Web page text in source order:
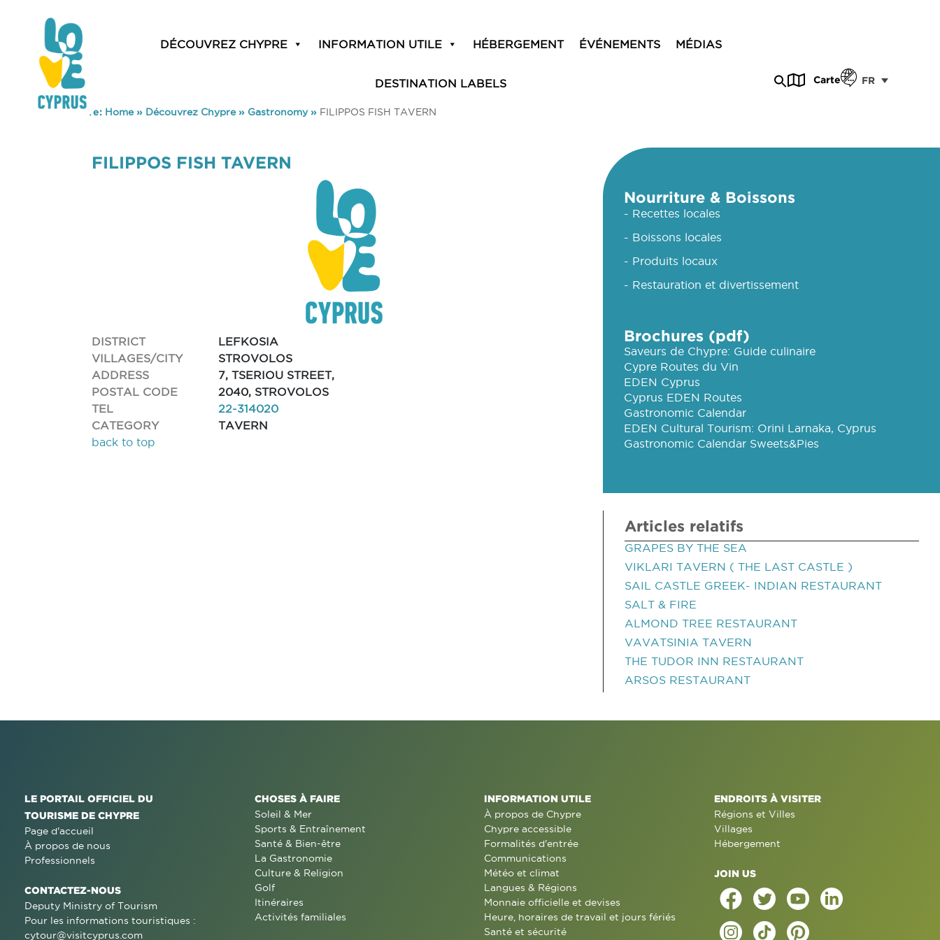
DÉCOUVREZ CHYPRE INFORMATION UTILE HÉBERGEMENT ÉVÉNEMENTS MÉDIAS
DESTINATION LABELS Carte FR
You are here: Home» Découvrez Chypre» Gastronomy» FILIPPOS FISH TAVERN
FILIPPOS FISH TAVERN
DISTRICT
LEFKOSIA
VILLAGES/CITY
STROVOLOS
ADDRESS
7, TSERIOU STREET,
POSTAL CODE
2040, STROVOLOS
TEL
22-314020
CATEGORY
TAVERN
back to top
Nourriture & Boissons
- Recettes locales
- Boissons locales
- Produits locaux
- Restauration et divertissement
Brochures (pdf)
Saveurs de Chypre: Guide culinaire
Cypre Routes du Vin
EDEN Cyprus
Cyprus EDEN Routes
Gastronomic Calendar
EDEN Cultural Tourism: Orini Larnaka, Cyprus
Gastronomic Calendar Sweets&Pies
Articles relatifs
GRAPES BY THE SEA
VIKLARI TAVERN ( THE LAST CASTLE )
SAIL CASTLE GREEK- INDIAN RESTAURANT
SALT & FIRE
ALMOND TREE RESTAURANT
VAVATSINIA TAVERN
THE TUDOR INN RESTAURANT
ARSOS RESTAURANT
LE PORTAIL OFFICIEL DU
TOURISME DE CHYPRE
Page d'accueil
À propos de nous
Professionnels
CONTACTEZ-NOUS
Deputy Ministry of Tourism
Pour les informations touristiques :
cytour@visitcyprus.com
CHOSES À FAIRE
Soleil & Mer
Sports & Entraînement
Santé & Bien-être
La Gastronomie
Culture & Religion
Golf
Itinéraires
Activités familiales
INFORMATION UTILE
À propos de Chypre
Chypre accessible
Formalités d'entrée
Communications
Météo et climat
Langues & Régions
Monnaie officielle et devises
Heure, horaires de travail et jours fériés
Santé et sécurité
ENDROITS À VISITER
Régions et Villes
Villages
Hébergement
JOIN US